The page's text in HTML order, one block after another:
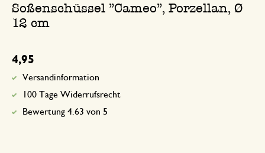
Soßenschüssel "Cameo", Porzellan, Ø
12 cm
4,95
Versandinformation
100 Tage Widerrufsrecht
Bewertung 4.63 von 5